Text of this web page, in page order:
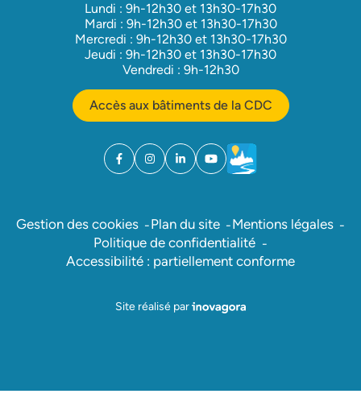
Lundi : 9h-12h30 et 13h30-17h30
Mardi : 9h-12h30 et 13h30-17h30
Mercredi : 9h-12h30 et 13h30-17h30
Jeudi : 9h-12h30 et 13h30-17h30
Vendredi : 9h-12h30
Accès aux bâtiments de la CDC
Facebook
(ouverture dans un nouvel onglet)
Instagram
(ouverture dans un nouvel onglet)
Linkedin
(ouverture dans un nouvel onglet)
YouTube
(ouverture dans un nouvel
Météo
(ouverture dans un
Gestion des cookies Plan du site
Mentions légales
Politique de confidentialité
Accessibilité : partiellement conforme
Site réalisé parInovagora (ouverture dans un